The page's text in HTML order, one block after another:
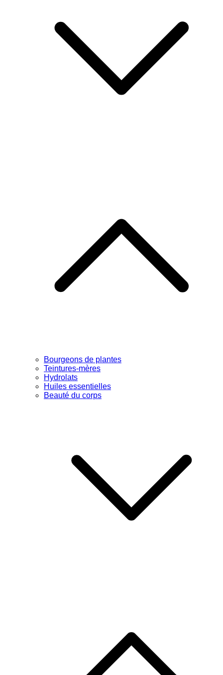
Bourgeons de plantes
Teintures-mères
Hydrolats
Huiles essentielles
Beauté du corps